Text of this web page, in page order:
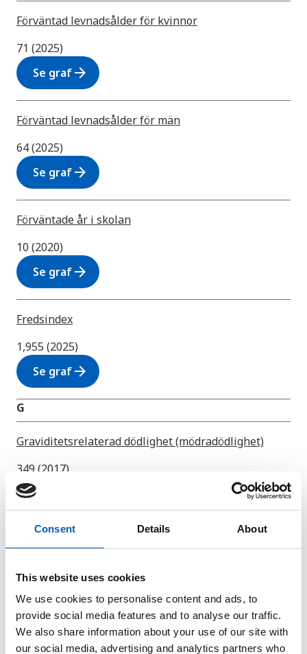
Consent Details About
This website uses cookies
We use cookies to personalise content and ads, to
provide social media features and to analyse our traffic.
We also share information about your use of our site with
our social media, advertising and analytics partners who
Förväntad levnadsålder för kvinnor
71 (2025)
Se grafarrow_forward
Förväntad levnadsålder för män
64 (2025)
Se grafarrow_forward
Förväntade år i skolan
10 (2020)
Se grafarrow_forward
Fredsindex
1,955 (2025)
Se grafarrow_forward
G
Graviditetsrelaterad dödlighet (mödradödlighet)
349 (2017)
Se graf
Se grafarrow_forward